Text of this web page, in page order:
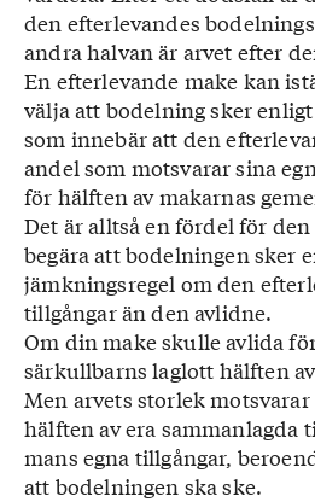
den efterlevandes
andra halvan är arvet efter
En efterlevande make kan
välja att bodelning sker
som innebär att den
andel som motsvarar sina
för hälften av makarnas
Det är alltså en fördel för
begära att bodelningen sker
jämkningsregel om den
tillgångar än den avlidne.
Om din make skulle avlida
särkullbarns laglott hälften
Men arvets storlek
hälften av era sammanlagda
mans egna tillgångar,
att bodelningen ska ske.